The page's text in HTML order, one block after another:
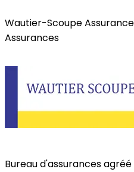
Wautier-Scoupe
Assurances
Bureau d'assurances agréé